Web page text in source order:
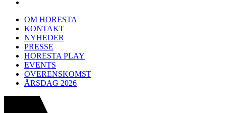
OM HORESTA
KONTAKT
NYHEDER
PRESSE
HORESTA PLAY
EVENTS
OVERENSKOMST
ÅRSDAG 2026